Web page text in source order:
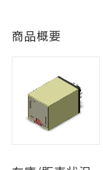
商品概要